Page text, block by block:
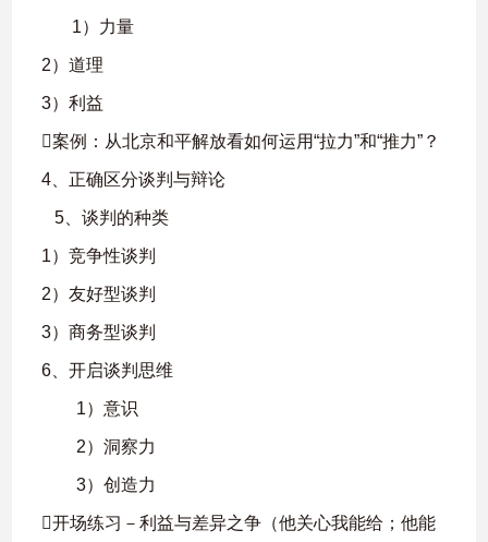
1）力量
2）道理
3）利益
案例：从北京和平解放看如何运用“拉力”和“推力”？
4、正确区分谈判与辩论
5、谈判的种类
1）竞争性谈判
2）友好型谈判
3）商务型谈判
6、开启谈判思维
1）意识
2）洞察力
3）创造力
开场练习－利益与差异之争（他关心我能给；他能